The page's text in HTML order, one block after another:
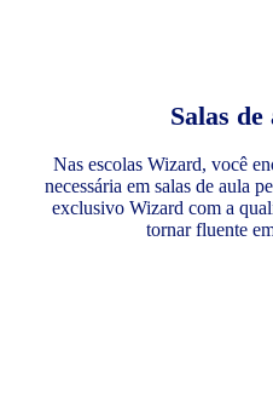
Salas de
Nas escolas Wizard, você
necessária em salas de aula
exclusivo Wizard com a
tornar fluente